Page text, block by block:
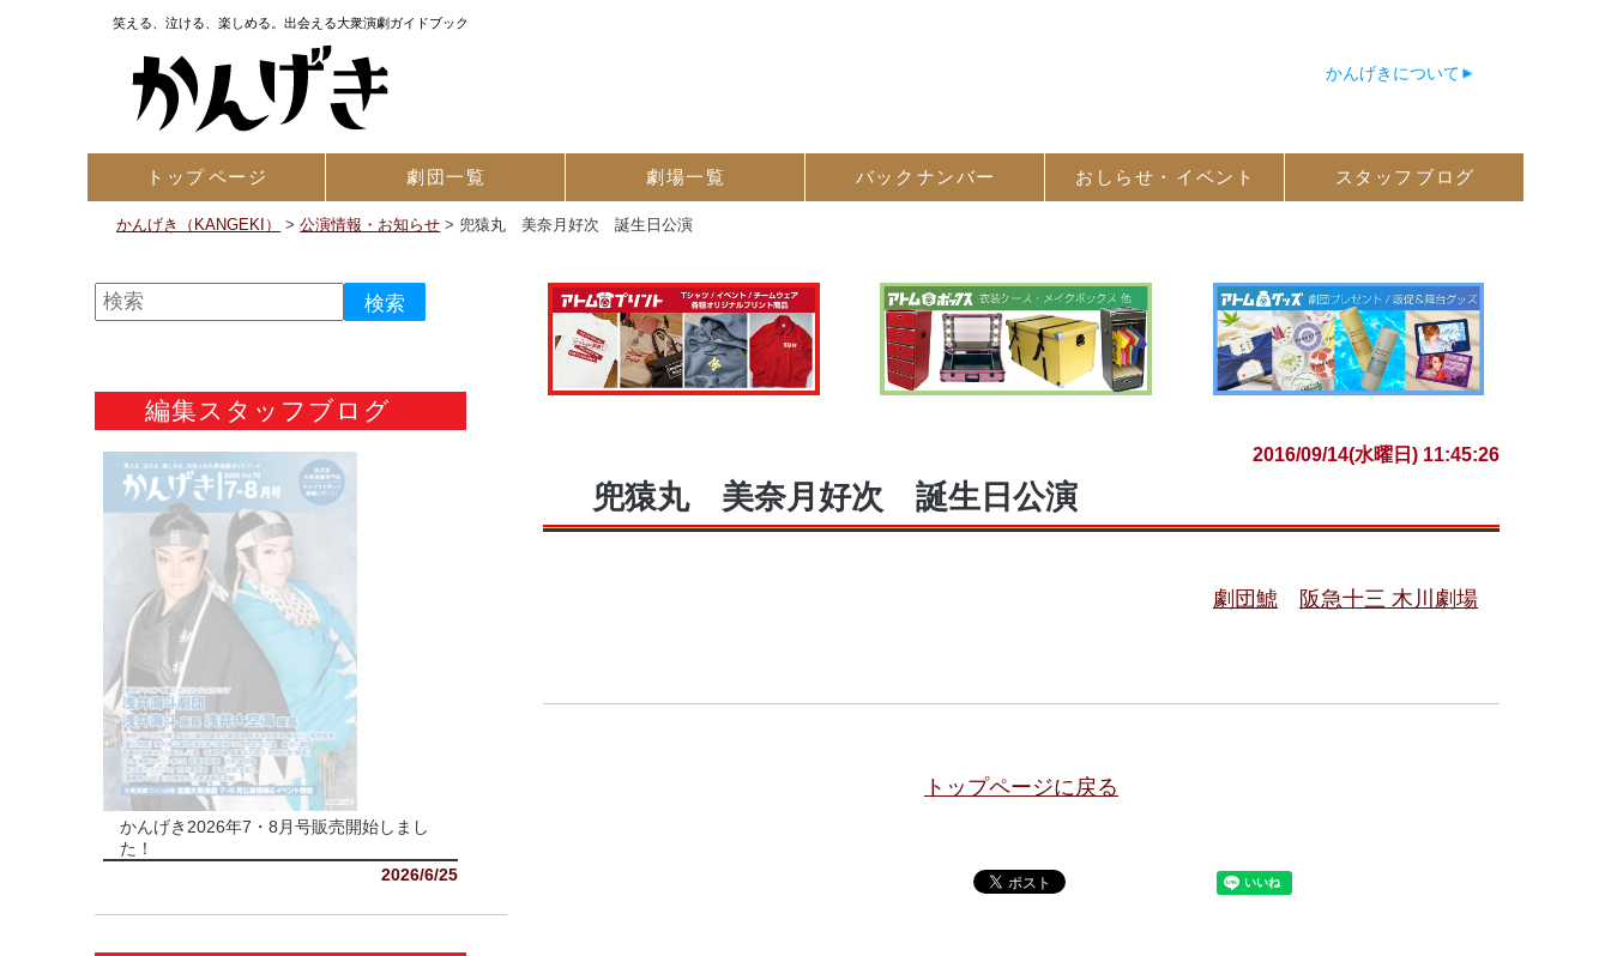
笑える、泣ける、楽しめる。出会える大衆演劇ガイドブック
かんげきについて
トップページ 劇団一覧 劇場一覧 バック ナンバー おしらせ・ イベント スタッフ ブログ
かんげき（KANGEKI） >公演情報・お知らせ > 兜猿丸 美奈月好次 誕生日公演
2016/09/14(水曜日) 11:45:26
兜猿丸 美奈月好次 誕生日公演
劇団鯱 阪急十三 木川劇場
トップページに戻る
編集スタッフブログ
かんげき2026年7・8月号販売開始しまし
た！
2026/6/25